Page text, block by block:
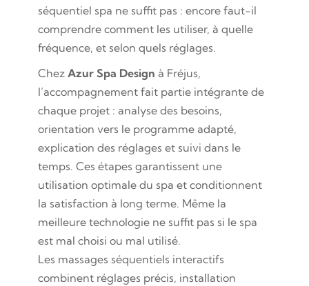
séquentiel spa ne suffit pas : encore faut-il
comprendre comment les utiliser, à quelle
fréquence, et selon quels réglages.
Chez Azur Spa Design à Fréjus,
l’accompagnement fait partie intégrante de
chaque projet : analyse des besoins,
orientation vers le programme adapté,
explication des réglages et suivi dans le
temps. Ces étapes garantissent une
utilisation optimale du spa et conditionnent
la satisfaction à long terme. Même la
meilleure technologie ne suffit pas si le spa
est mal choisi ou mal utilisé.
Les massages séquentiels interactifs
combinent réglages précis, installation